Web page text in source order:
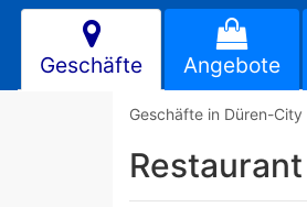
Geschäfte Angebote
Geschäfte in Düren-City